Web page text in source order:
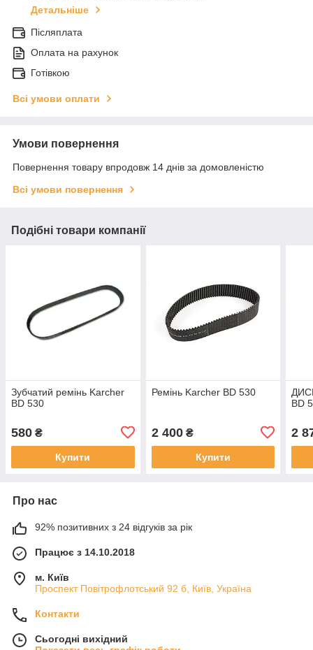
Детальніше
Післяплата
Оплата на рахунок
Готівкою
Всі умови оплати
Умови повернення
Повернення товару впродовж 14 днів за домовленістю
Всі умови повернення
Подібні товари компанії
Зубчатий ремінь Karcher
BD 530
580 ₴
Купити
Ремінь Karcher BD 530
2 400₴
Купити
BD
2
Про нас
92% позитивних з 24 відгуків за рік
Працює з 14.10.2018
м. Київ
Проспект Повітрофлотський 92 б, Київ, Україна
Контакти
Сьогодні вихідний